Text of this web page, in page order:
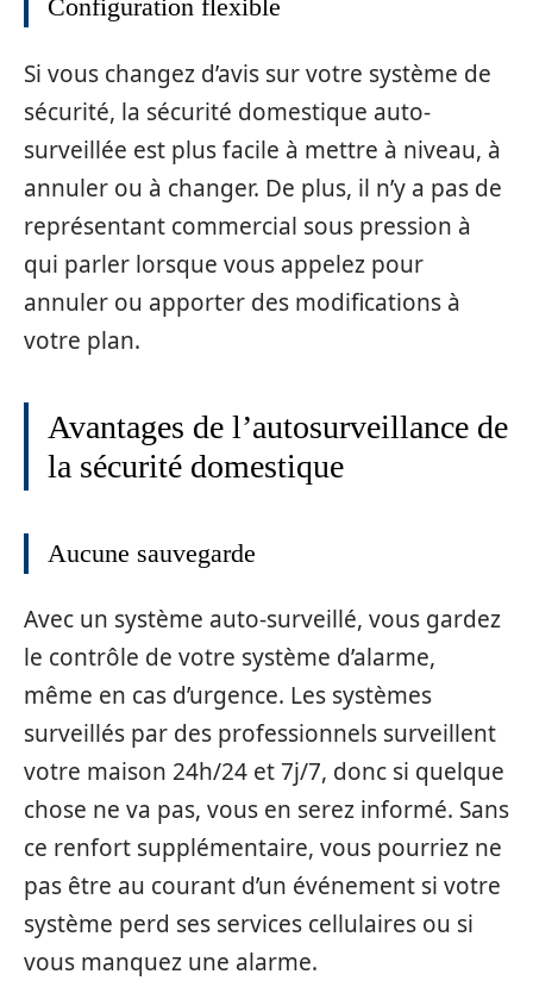
Configuration flexible
Si vous changez d’avis sur votre système de
sécurité, la sécurité domestique auto-
surveillée est plus facile à mettre à niveau, à
annuler ou à changer. De plus, il n’y a pas de
représentant commercial sous pression à
qui parler lorsque vous appelez pour
annuler ou apporter des modifications à
votre plan.
Avantages de l’autosurveillance de
la sécurité domestique
Aucune sauvegarde
Avec un système auto-surveillé, vous gardez
le contrôle de votre système d’alarme,
même en cas d’urgence. Les systèmes
surveillés par des professionnels surveillent
votre maison 24h/24 et 7j/7, donc si quelque
chose ne va pas, vous en serez informé. Sans
ce renfort supplémentaire, vous pourriez ne
pas être au courant d’un événement si votre
système perd ses services cellulaires ou si
vous manquez une alarme.